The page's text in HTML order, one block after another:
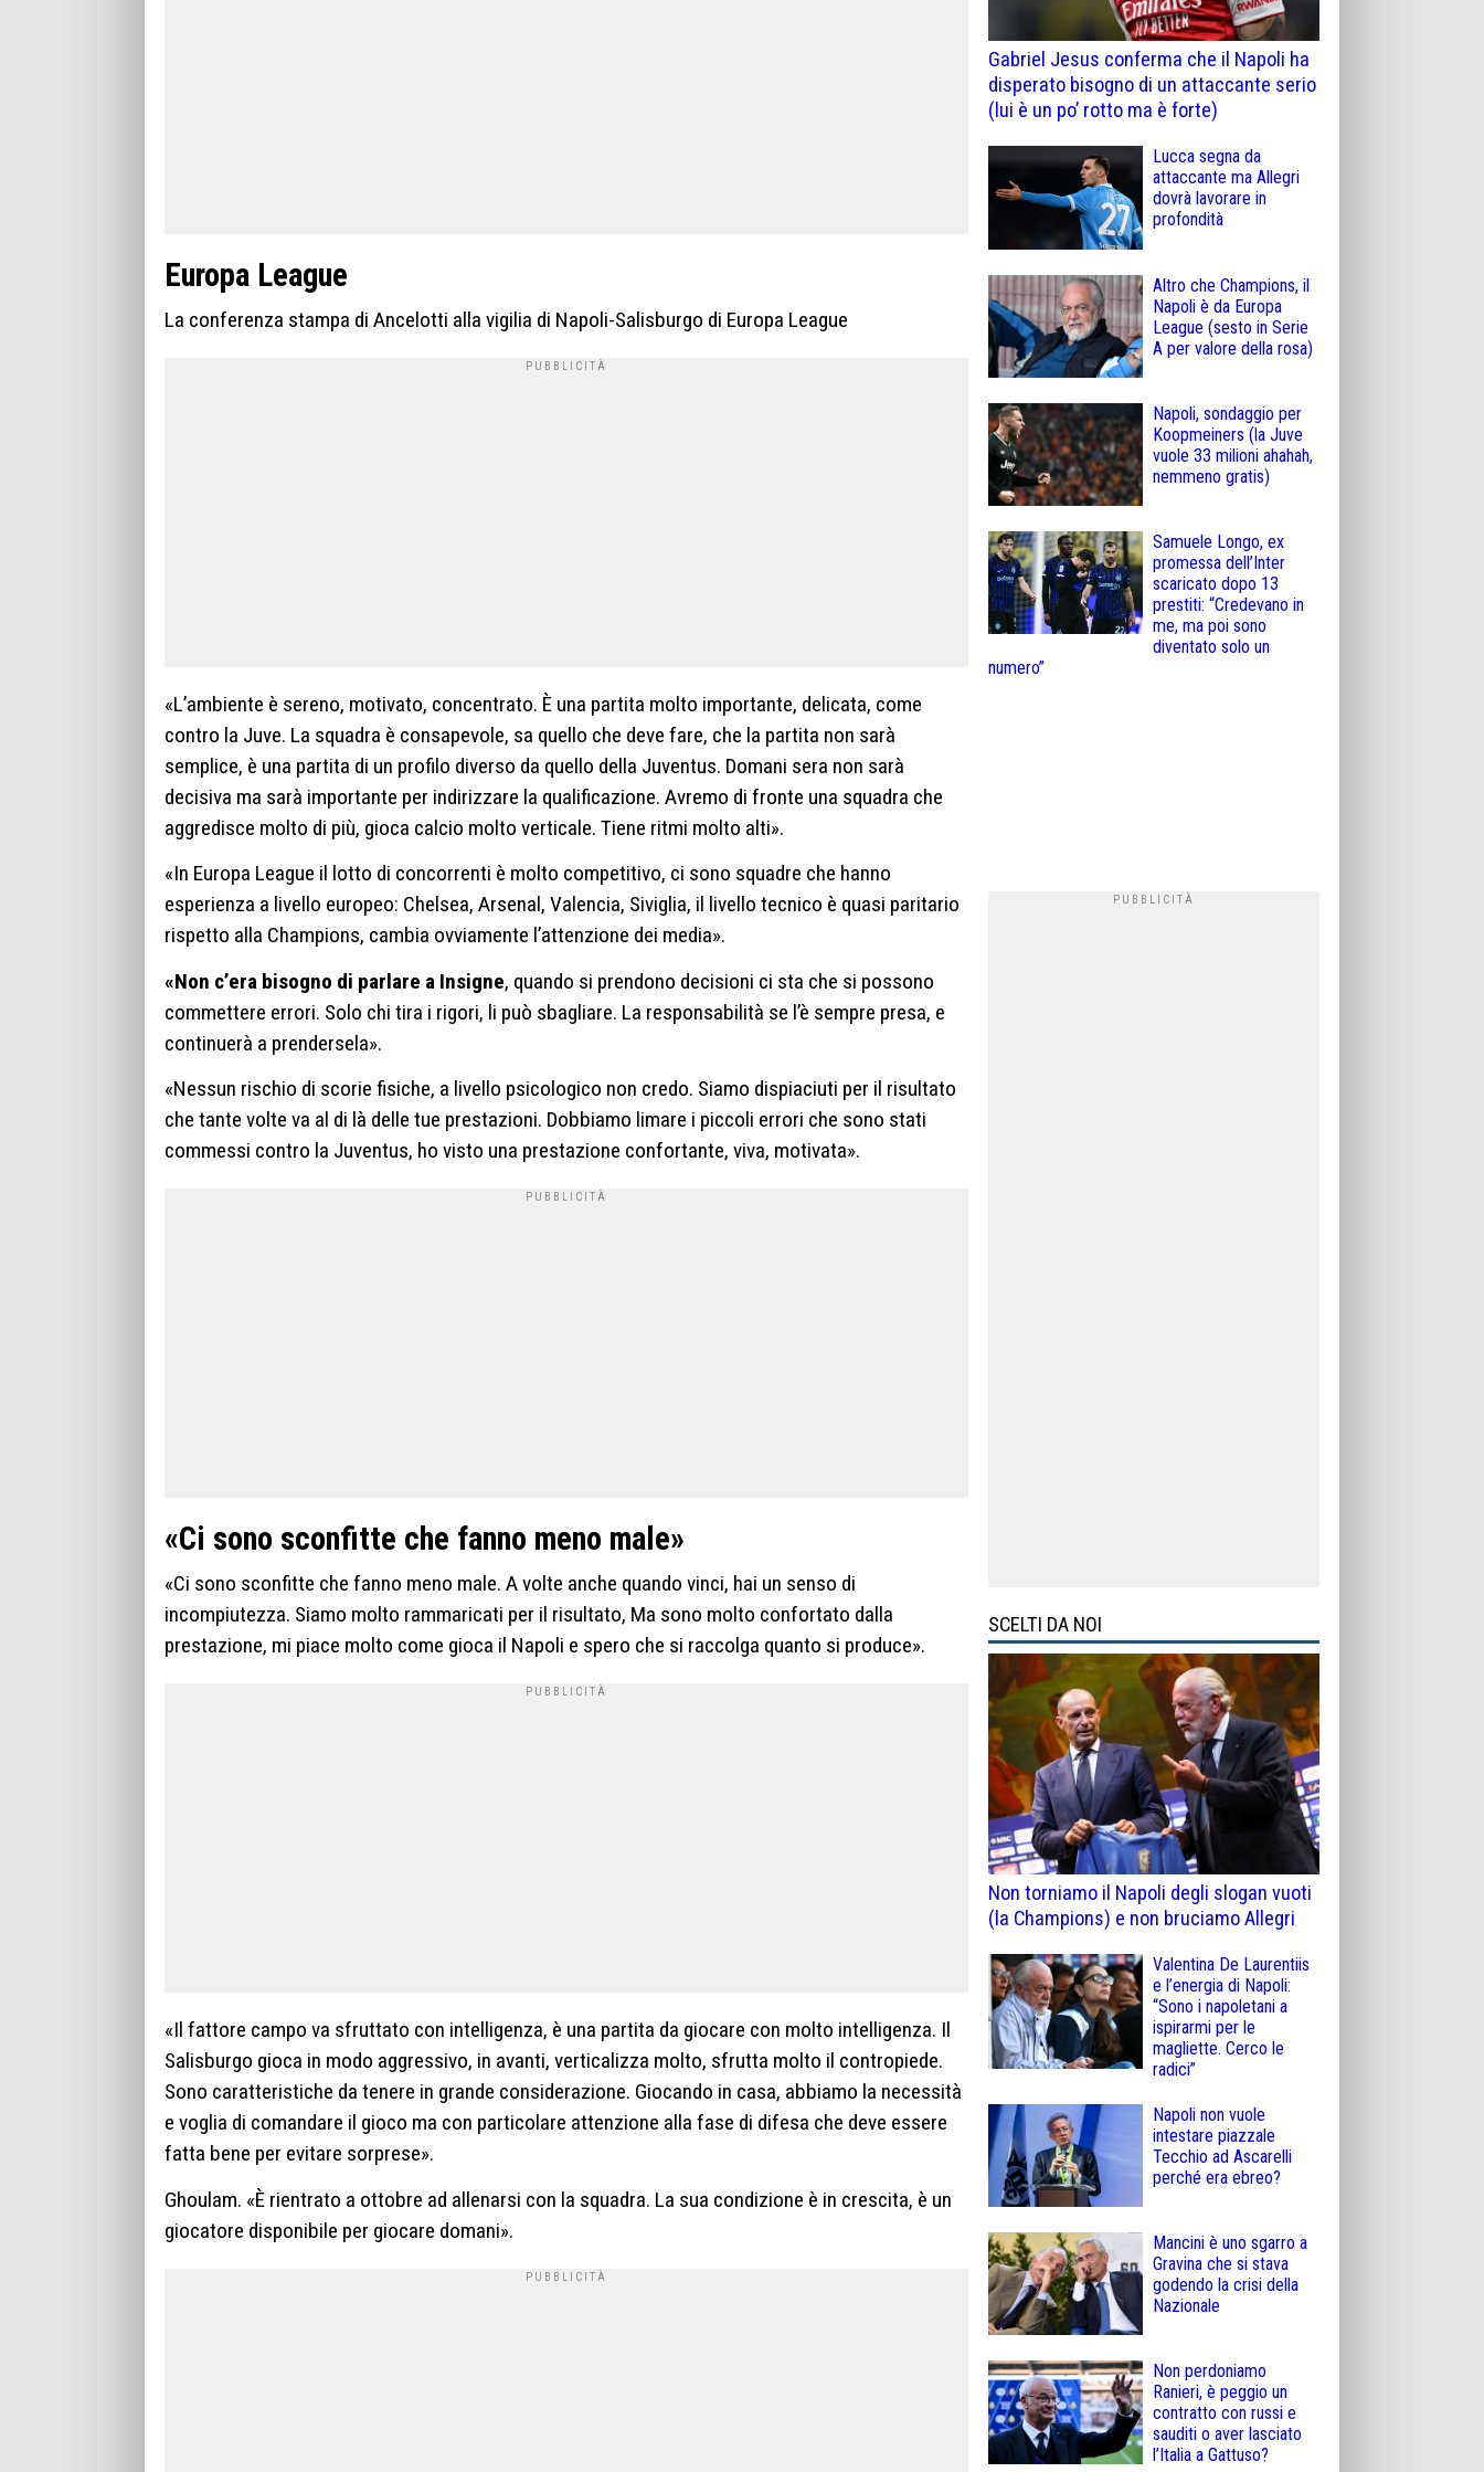
Europa League
La conferenza stampa di Ancelotti alla vigilia di Napoli-Salisburgo di Europa League
«L’ambiente è sereno, motivato, concentrato. È una partita molto importante, delicata, come
contro la Juve. La squadra è consapevole, sa quello che deve fare, che la partita non sarà
semplice, è una partita di un profilo diverso da quello della Juventus. Domani sera non sarà
decisiva ma sarà importante per indirizzare la qualificazione. Avremo di fronte una squadra che
aggredisce molto di più, gioca calcio molto verticale. Tiene ritmi molto alti».
«In Europa League il lotto di concorrenti è molto competitivo, ci sono squadre che hanno
esperienza a livello europeo: Chelsea, Arsenal, Valencia, Siviglia, il livello tecnico è quasi paritario
rispetto alla Champions, cambia ovviamente l’attenzione dei media».
«Non c’era bisogno di parlare a Insigne, quando si prendono decisioni ci sta che si possono
commettere errori. Solo chi tira i rigori, li può sbagliare. La responsabilità se l’è sempre presa, e
continuerà a prendersela».
«Nessun rischio di scorie fisiche, a livello psicologico non credo. Siamo dispiaciuti per il risultato
che tante volte va al di là delle tue prestazioni. Dobbiamo limare i piccoli errori che sono stati
commessi contro la Juventus, ho visto una prestazione confortante, viva, motivata».
«Ci sono sconfitte che fanno meno male»
«Ci sono sconfitte che fanno meno male. A volte anche quando vinci, hai un senso di
incompiutezza. Siamo molto rammaricati per il risultato, Ma sono molto confortato dalla
prestazione, mi piace molto come gioca il Napoli e spero che si raccolga quanto si produce».
«Il fattore campo va sfruttato con intelligenza, è una partita da giocare con molto intelligenza. Il
Salisburgo gioca in modo aggressivo, in avanti, verticalizza molto, sfrutta molto il contropiede.
Sono caratteristiche da tenere in grande considerazione. Giocando in casa, abbiamo la necessità
e voglia di comandare il gioco ma con particolare attenzione alla fase di difesa che deve essere
fatta bene per evitare sorprese».
Ghoulam. «È rientrato a ottobre ad allenarsi con la squadra. La sua condizione è in crescita, è un
giocatore disponibile per giocare domani».
Gabriel Jesus conferma che il Napoli ha
disperato bisogno di un attaccante serio
(lui è un po’ rotto ma è forte)
Lucca segna da
attaccante ma Allegri
dovrà lavorare in
profondità
Altro che Champions, il
Napoli è da Europa
League (sesto in Serie
A per valore della rosa)
Napoli, sondaggio per
Koopmeiners (la Juve
vuole 33 milioni ahahah,
nemmeno gratis)
Samuele Longo, ex
promessa dell’Inter
scaricato dopo 13
prestiti: “Credevano in
me, ma poi sono
diventato solo un
numero”
SCELTI DA NOI
Non torniamo il Napoli degli slogan vuoti
(la Champions) e non bruciamo Allegri
Valentina De Laurentiis
e l’energia di Napoli:
“Sono i napoletani a
ispirarmi per le
magliette. Cerco le
radici”
Napoli non vuole
intestare piazzale
Tecchio ad Ascarelli
perché era ebreo?
Mancini è uno sgarro a
Gravina che si stava
godendo la crisi della
Nazionale
Non perdoniamo
Ranieri, è peggio un
contratto con russi e
sauditi o aver lasciato
l’Italia a Gattuso?